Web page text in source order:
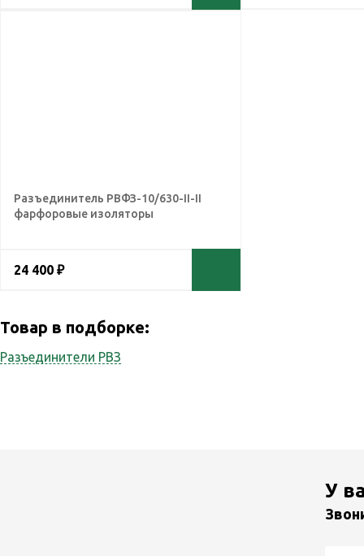
Разъединитель РВФЗ-10/630-II-II
фарфоровые изоляторы
24 400 ₽
Товар в подборке:
Разъединители РВЗ
У